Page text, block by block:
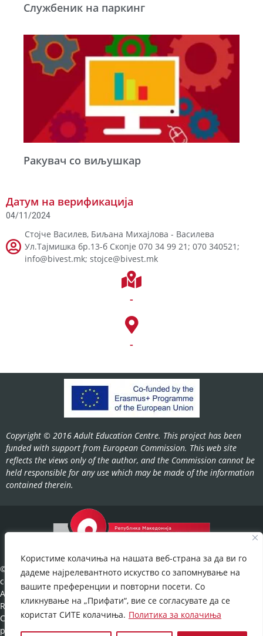
Користиме колачиња на нашата веб-страна за да ви го
дадеме најрелевантното искуство со запомнување на
вашите преференции и повторни посети. Со
кликнување на „Прифати“, вие се согласувате да се
користат СИТЕ колачиња. Политика за колачиња
Службеник на паркинг
Ракувач со виљушкар
Датум на верификација
04/11/2024
Стојче Василев, Биљана Михајлова - Василева
Ул.Тајмишка бр.13-б Скопје 070 34 99 21; 070 340521;
info@bivest.mk; stojce@bivest.mk
-
-
Copyright © 2016 Adult Education Centre. This project has been
funded with support from European Commission. This web site
reflects the views only of the author, and the Commission cannot be
held responsible for any use which may be made of the information
contained therein.
©2022-
cov.gov.mk.
All Rights
Reserved.
Cookies
policy©